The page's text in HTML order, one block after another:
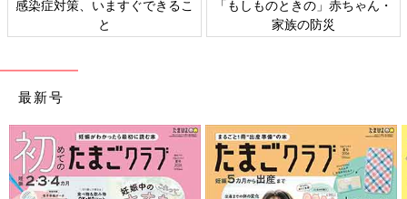
感染症対策、いますぐできるこ
と
「もしものときの」赤ちゃん・
家族の防災
最新号